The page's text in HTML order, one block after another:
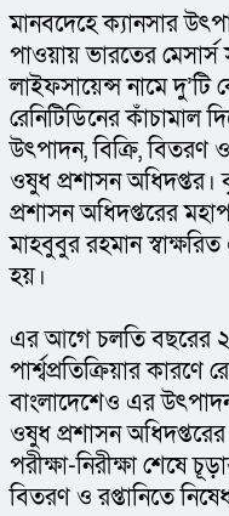
মানবদেহে ক্যানসার
পাওয়ায় ভারতের
লাইফসায়েন্স নামে
রেনিটিডিনের কাঁচামাল
উৎপাদন, বিক্রি, বিতরণ
ওষুধ প্রশাসন অধিদপ্তর।
প্রশাসন অধিদপ্তরের
মাহবুবুর রহমান
হয়।
এর আগে চলতি বছরের ২৯
পার্শ্বপ্রতিক্রিয়ার কারণে
বাংলাদেশেও এর
ওষুধ প্রশাসন অধিদপ্তরের
পরীক্ষা-নিরীক্ষা শেষে
বিতরণ ও রপ্তানিতে